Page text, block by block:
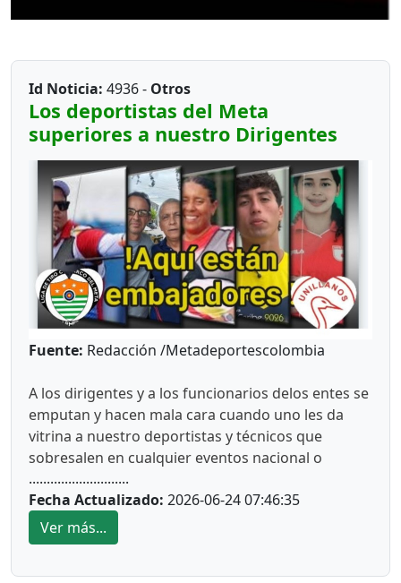
Id Noticia: 4936 - Otros
Los deportistas del Meta
superiores a nuestro Dirigentes
Fuente: Redacción /Metadeportescolombia
A los dirigentes y a los funcionarios delos entes se
emputan y hacen mala cara cuando uno les da
vitrina a nuestro deportistas y técnicos que
sobresalen en cualquier eventos nacional o
internacional. Sobre todos a los famosos
cazatalentos, que no salen de sus mullidas y
cómodas oficinas ya sean del Idermeta o Imder.
............................
Fecha Actualizado: 2026-06-24 07:46:35
Ver más...